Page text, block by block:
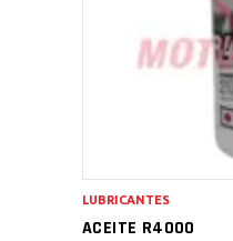
AÑADIR
ACEITE R4000
LUBRICANTES